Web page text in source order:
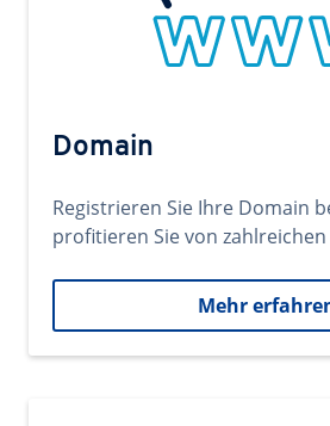
Domain
Registrieren Sie Ihre Domain
profitieren Sie von zahlreichen
Mehr